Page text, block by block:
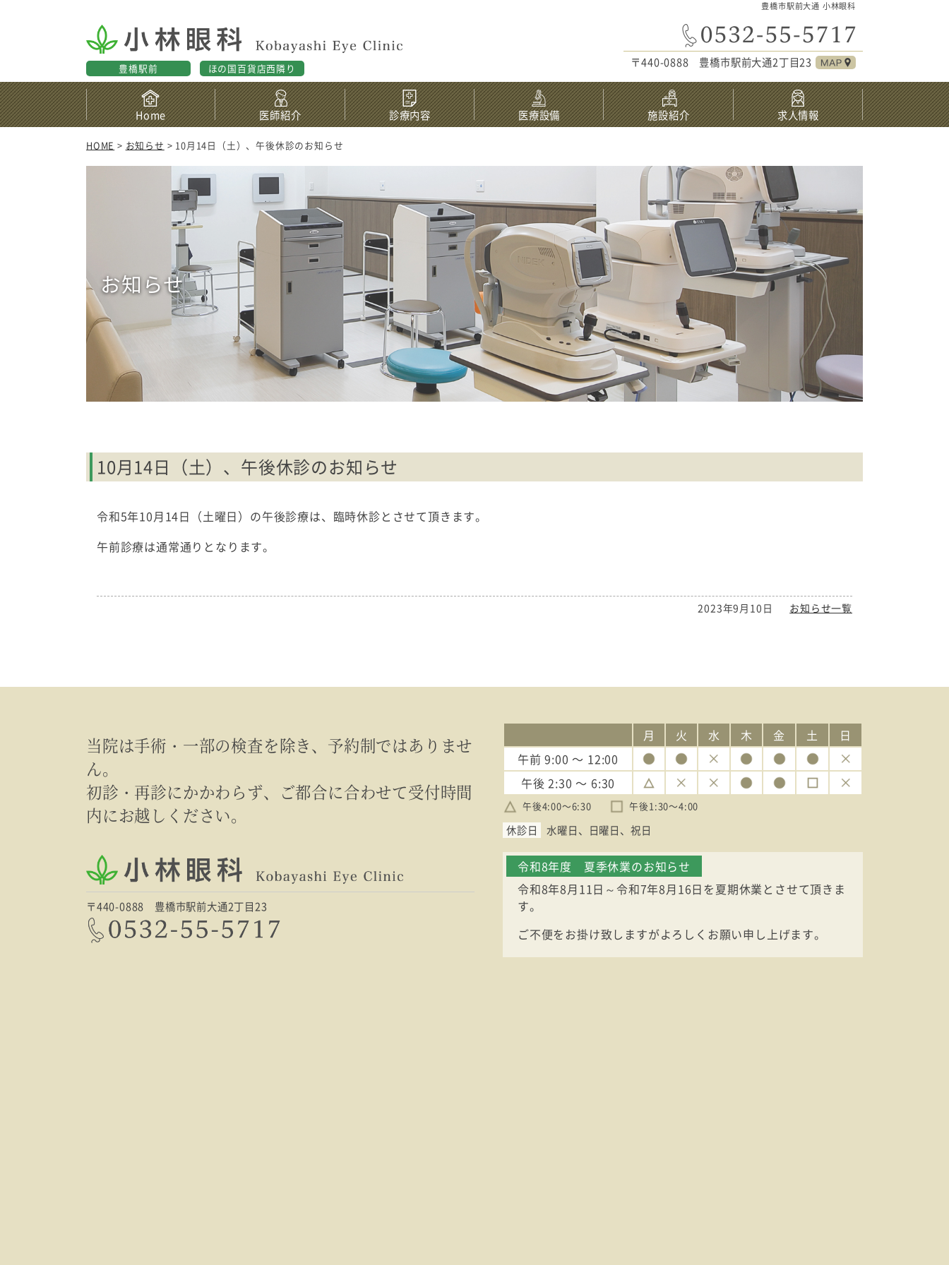
豊橋市駅前大通 小林眼科
豊橋駅前 ほの国百貨店西隣り 〒440-0888 豊橋市駅前大通2丁目23
HOME > お知らせ > 10月14日（土）、午後休診のお知らせ
お知らせ
10月14日（土）、午後休診のお知らせ
令和5年10月14日（土曜日）の午後診療は、臨時休診とさせて頂きます。
午前診療は通常通りとなります。
2023年9月10日 お知らせ一覧
Home 医師紹介 診療内容 医療設備 施設紹介 求人情報
当院は手術・一部の検査を除き、予約制ではありませ
ん。
初診・再診にかかわらず、ご都合に合わせて受付時間
内にお越しください。
〒440-0888 豊橋市駅前大通2丁目23
月 火 水 木 金 土
日
午前 9:00 〜 12:00
午後 2:30 〜 6:30
午後4:00〜6:30 午後1:30〜4:00
休診日 水曜日 日曜日 祝日
令和8年度 夏季休業のお知らせ
令和8年8月11日～令和7年8月16日を夏期休業とさせて頂きま
す。
ご不便をお掛け致しますがよろしくお願い申し上げます。